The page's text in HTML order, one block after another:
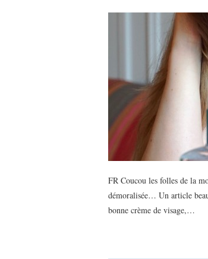
FR Coucou les folles de la
démoralisée… Un article
bonne crème de visage,…